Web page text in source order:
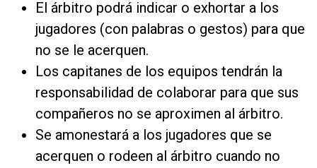
El árbitro podrá indicar o exhortar a los
jugadores (con palabras o gestos) para que
no se le acerquen.
Los capitanes de los equipos tendrán la
responsabilidad de colaborar para que sus
compañeros no se aproximen al árbitro.
Se amonestará a los jugadores que se
acerquen o rodeen al árbitro cuando no